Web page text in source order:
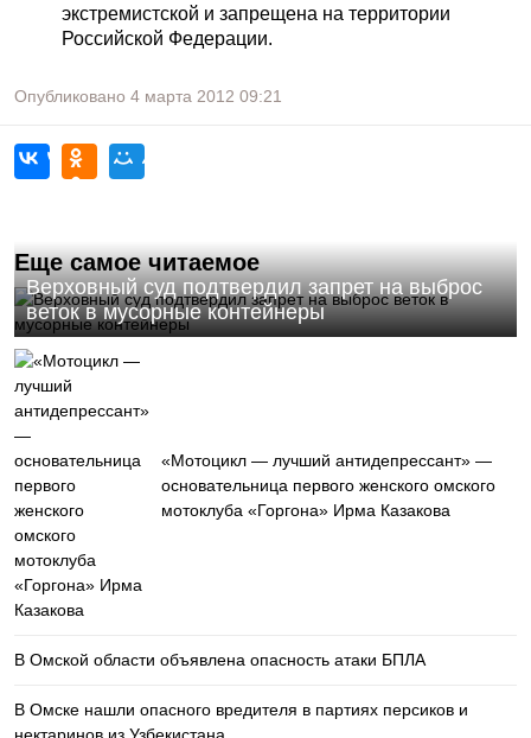
экстремистской и запрещена на территории
Российской Федерации.
Опубликовано 4 марта 2012 09:21
Еще самое читаемое
Верховный суд подтвердил запрет на выброс
веток в мусорные контейнеры
«Мотоцикл — лучший антидепрессант» —
основательница первого женского омского
мотоклуба «Горгона» Ирма Казакова
В Омской области объявлена опасность атаки БПЛА
В Омске нашли опасного вредителя в партиях персиков и